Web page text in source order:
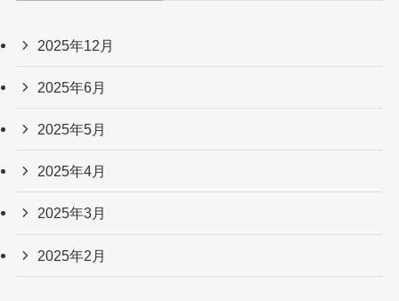
2025年12月
2025年6月
2025年5月
2025年4月
2025年3月
2025年2月